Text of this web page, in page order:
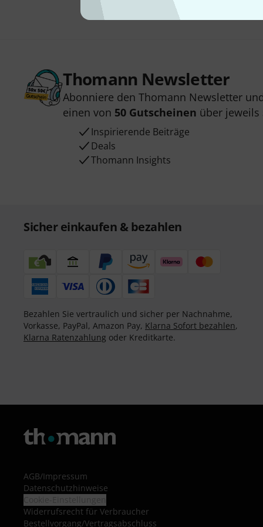
Thomann Newsletter
Abonniere den Thomann Newsletter
einen von 50 Gutscheinen über jeweils
Inspirierende Beiträge
Deals
Thomann Insights
Sicher einkaufen & bezahlen
Bezahlen Sie vertraulich und sicher per Nachnahme,
Vorkasse, PayPal, Amazon Pay, Klarna Sofort bezahlen,
Klarna Ratenzahlung oder Kreditkarte.
AGB/Impressum
Datenschutzhinweise
Widerrufsrecht für Verbraucher
Bestellvorgang/Vertragsabschluss